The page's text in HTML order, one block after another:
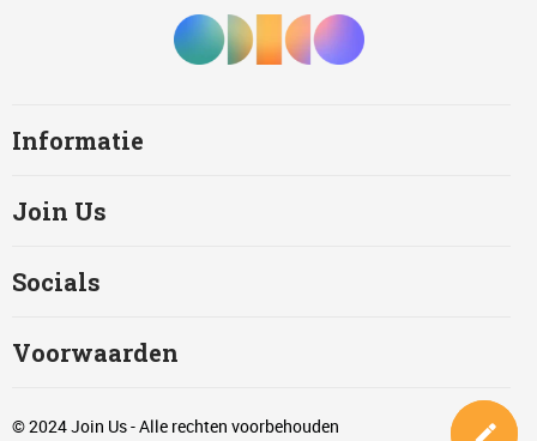
Informatie
Join Us
Socials
Voorwaarden
© 2024 Join Us - Alle rechten voorbehouden